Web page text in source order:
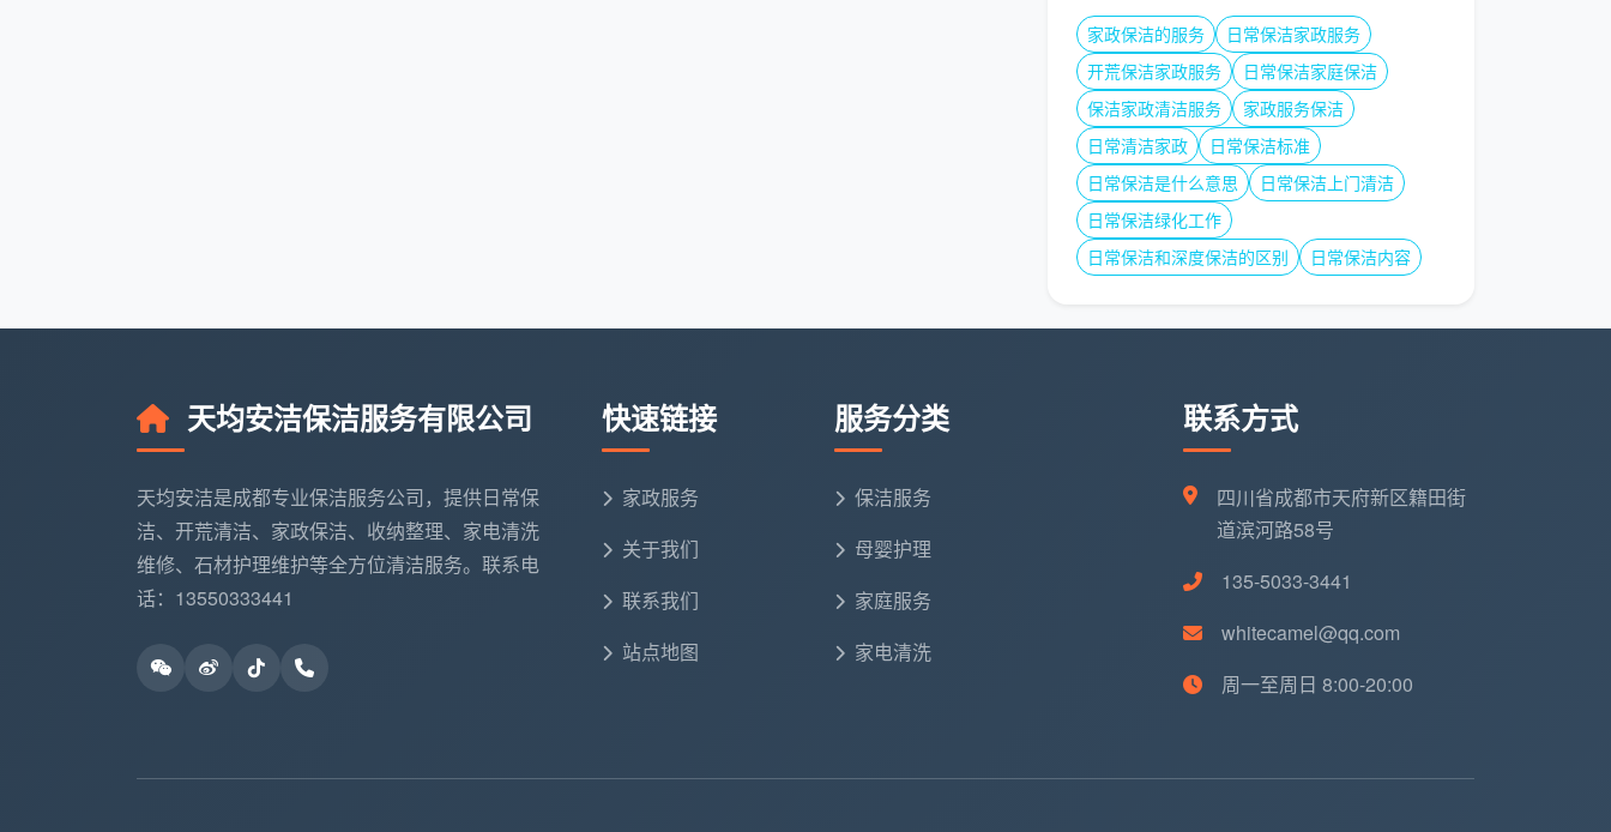
确保所有重要信息一目了然，便于跟踪和管理。
三、保洁每日清扫签到表的标准填表流程
光有表格还不够，填什么、怎么填、谁来查，背后需要一套严谨的流程来约束。成都天均安洁
实际服务中推行“三级签到闭环”机制，层层把关，确保签到记录的真实性和有效性：
一环节严禁代签，成都天均安洁要求所有签到必须由保洁员本人亲笔完成，管理人员现场见证。在部
家政保洁的服务
日常保洁家政服务
开荒保洁家政服务
日常保洁家庭保洁
保洁家政清洁服务
家政服务保洁
日常清洁家政
日常保洁标准
日常保洁是什么意思
日常保洁上门清洁
日常保洁绿化工作
日常保洁和深度保洁的区别
日常保洁内容
天均安洁保洁服务有限公司
天均安洁是成都专业保洁服务公司，提供日常保
洁、开荒清洁、家政保洁、收纳整理、家电清洗
维修、石材护理维护等全方位清洁服务。联系电
话：13550333441
快速链接
家政服务
关于我们
联系我们
站点地图
服务分类
保洁服务
母婴护理
家庭服务
家电清洗
联系方式
四川省成都市天府新区籍田街
道滨河路58号
135-5033-3441
whitecamel@qq.com
周一至周日 8:00-20:00